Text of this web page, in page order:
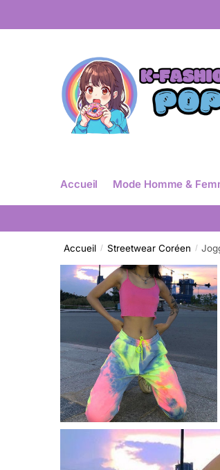
Accueil Mode Homme &
Accueil / Streetwear Coréen /